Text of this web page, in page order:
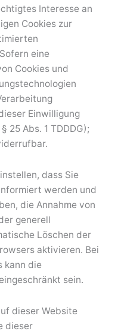
Interesse an
Cookies zur
eine
Cookies und
Einwilligung
25 Abs. 1 TDDDG);
dass Sie
werden und
die Annahme von
generell
Löschen der
aktivieren. Bei
kann die
sein.
dieser Website
dieser